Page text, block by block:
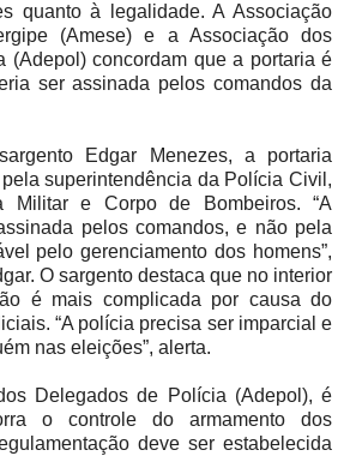
quanto à legalidade. A Associação
(Amese) e a Associação dos
(Adepol) concordam que a portaria é
ser assinada pelos comandos da
Edgar Menezes, a portaria
superintendência da Polícia Civil,
Militar e Corpo de Bombeiros. “A
pelos comandos, e não pela
pelo gerenciamento dos homens”,
O sargento destaca que no interior
é mais complicada por causa do
“A polícia precisa ser imparcial e
nas eleições”, alerta.
Delegados de Polícia (Adepol), é
o controle do armamento dos
deve ser estabelecida